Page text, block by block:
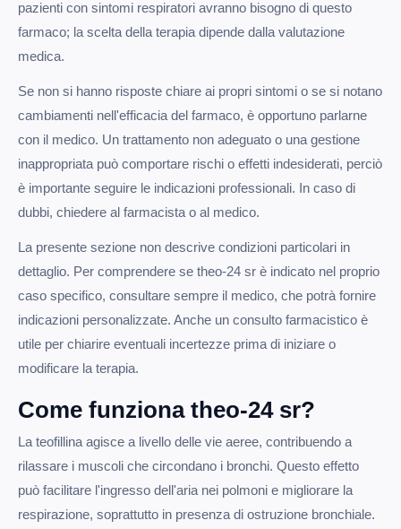
pazienti con sintomi respiratori avranno bisogno di questo
farmaco; la scelta della terapia dipende dalla valutazione
medica.
Se non si hanno risposte chiare ai propri sintomi o se si notano
cambiamenti nell'efficacia del farmaco, è opportuno parlarne
con il medico. Un trattamento non adeguato o una gestione
inappropriata può comportare rischi o effetti indesiderati, perciò
è importante seguire le indicazioni professionali. In caso di
dubbi, chiedere al farmacista o al medico.
La presente sezione non descrive condizioni particolari in
dettaglio. Per comprendere se theo-24 sr è indicato nel proprio
caso specifico, consultare sempre il medico, che potrà fornire
indicazioni personalizzate. Anche un consulto farmacistico è
utile per chiarire eventuali incertezze prima di iniziare o
modificare la terapia.
Come funziona theo-24 sr?
La teofillina agisce a livello delle vie aeree, contribuendo a
rilassare i muscoli che circondano i bronchi. Questo effetto
può facilitare l'ingresso dell'aria nei polmoni e migliorare la
respirazione, soprattutto in presenza di ostruzione bronchiale.